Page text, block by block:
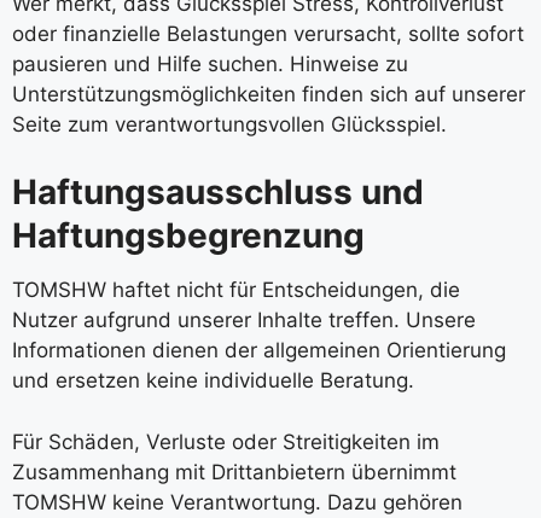
oder finanzielle Belastungen verursacht, sollte sofort
pausieren und Hilfe suchen. Hinweise zu
Unterstützungsmöglichkeiten finden sich auf unserer
Seite zum verantwortungsvollen Glücksspiel.
Haftungsausschluss und
Haftungsbegrenzung
TOMSHW haftet nicht für Entscheidungen, die
Nutzer aufgrund unserer Inhalte treffen. Unsere
Informationen dienen der allgemeinen Orientierung
und ersetzen keine individuelle Beratung.
Für Schäden, Verluste oder Streitigkeiten im
Zusammenhang mit Drittanbietern übernimmt
TOMSHW keine Verantwortung. Dazu gehören